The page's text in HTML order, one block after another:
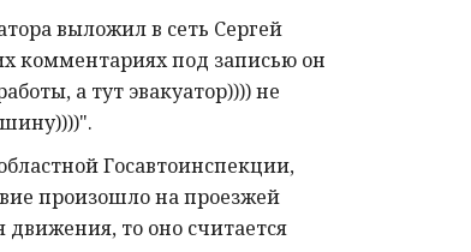
выложил в сеть Сергей
комментариях под записью он
а тут эвакуатор)))) не
Госавтоинспекции,
произошло на проезжей
движения, то оно считается